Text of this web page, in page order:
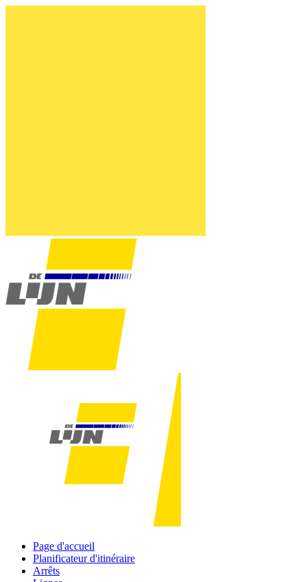
Page d'accueil
Planificateur d'itinéraire
Arrêts